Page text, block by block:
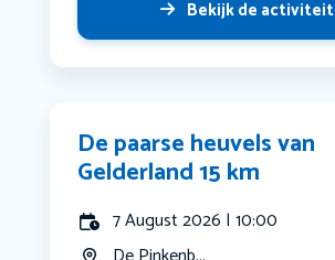
Bekijk de activiteit
De paarse heuvels van
Gelderland 15 km
7 August 2026 | 10:00